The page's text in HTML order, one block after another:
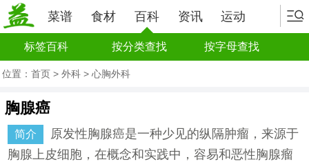
菜谱 食材 百科 资讯 运动
标签百科 按分类查找 按字母查找
位置： 首页 > 外科 > 心胸外科
胸腺癌
简介
原发性胸腺癌是一种少见的纵隔肿瘤，来源于
胸腺上皮细胞，在概念和实践中，容易和恶性胸腺瘤